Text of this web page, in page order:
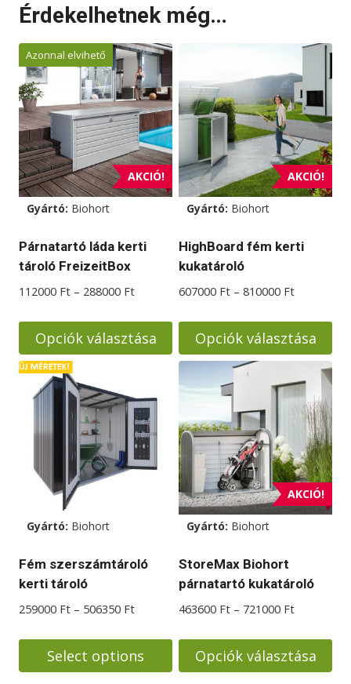
Érdekelhetnek még…
AKCIÓ!
Azonnal elvihető
Gyártó: Biohort
Párnatartó láda kerti
tároló FreizeitBox
112000 Ft – 288000 FtÁrtartomány:
-
288000 Ft
Opciók választása
Ennek
terméknek
variációja
van.
változatok
termékoldalon
választhatók
AKCIÓ!
Gyártó: Biohort
HighBoard fém kerti
kukatároló
607000 Ft – 810000 Ft
-
810000 Ft
Opciók választása
Ennek
a
terméknek
több
variációja
van.
A
változatok
termékoldalon
választhatók
Gyártó: Biohort
Fém szerszámtároló
kerti tároló
259000 Ft – 506350 FtÁrtartomány:
-
506350 Ft
Select options
AKCIÓ!
Gyártó: Biohort
StoreMax Biohort
párnatartó kukatároló
463600 Ft – 721000 Ft
-
721000 Ft
Opciók választása